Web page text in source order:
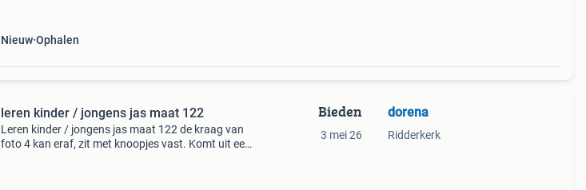
Nieuw Ophalen
leren kinder / jongens jas maat 122
Leren kinder / jongens jas maat 122 de kraag van
foto 4 kan eraf, zit met knoopjes vast. Komt uit een
Bieden
3 mei 26
dorena
Ridderkerk